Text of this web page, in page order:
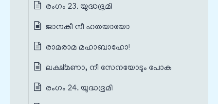
രംഗം 23. യുദ്ധഭൂമി
ജാനകീ നീ ഹതയായോ
രാമരാമ മഹാബാഹോ!
ലക്ഷ്മണാ, നീ സേനയോടും പോക
രംഗം 24. യുദ്ധഭൂമി